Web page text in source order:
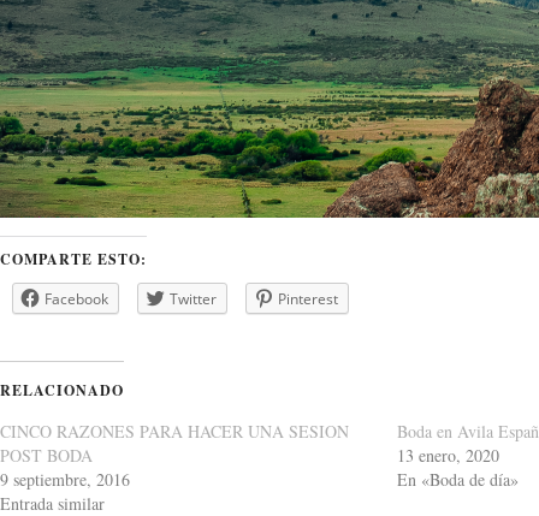
COMPARTE ESTO:
Facebook
Twitter Pinterest
RELACIONADO
CINCO RAZONES PARA HACER UNA SESION
POST BODA
9 septiembre, 2016
Entrada similar
Boda en Avila
13 enero, 2020
En «Boda de día»